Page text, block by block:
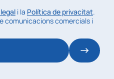
i la Política de privacitat.
comunicacions comercials i